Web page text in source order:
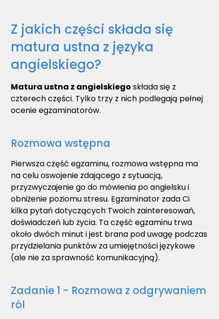
Z jakich części składa się
matura ustna z języka
angielskiego?
Matura ustna z angielskiego składa się z
czterech części. Tylko trzy z nich podlegają pełnej
ocenie egzaminatorów.
Rozmowa wstępna
Pierwsza część egzaminu, rozmowa wstępna ma
na celu oswojenie zdającego z sytuacją,
przyzwyczajenie go do mówienia po angielsku i
obniżenie poziomu stresu. Egzaminator zada Ci
kilka pytań dotyczących Twoich zainteresowań,
doświadczeń lub życia. Ta część egzaminu trwa
około dwóch minut i jest brana pod uwagę podczas
przydzielania punktów za umiejętności językowe
(ale nie za sprawność komunikacyjną).
Zadanie 1 - Rozmowa z odgrywaniem
ról